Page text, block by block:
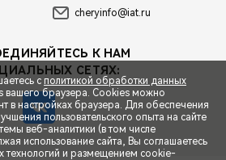
cheryinfo@iat.ru
К НАМ
СЕТЯХ:
с политикой обработки данных
вашего браузера. Cookies можно
в настройках браузера. Для обеспечения
пользовательского опыта на сайте
веб-аналитики (в том числе
использование сайта, Вы соглашаетесь
технологий и размещением cookie-